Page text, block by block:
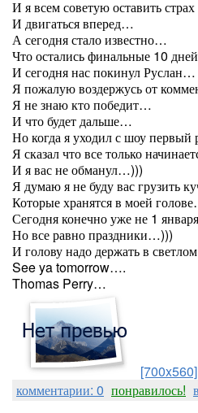
И я всем советую оставить
И двигаться вперед…
А сегодня стало известно…
Что остались финальные 10
И сегодня нас покинул Руслан…
Я пожалую воздержусь от
Я не знаю кто победит…
И что будет дальше…
Но когда я уходил с шоу первый
Я сказал что все только
И я вас не обманул…)))
Я думаю я не буду вас грузить
Которые хранятся в моей
Сегодня конечно уже не 1
Но все равно праздники…)))
И голову надо держать в
See ya tomorrow….
Thomas Perry…
[700x560]
комментарии: 0 понравилось!